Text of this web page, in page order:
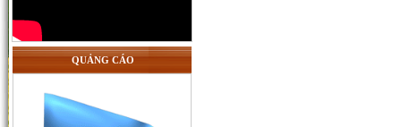
QUẢNG CÁO